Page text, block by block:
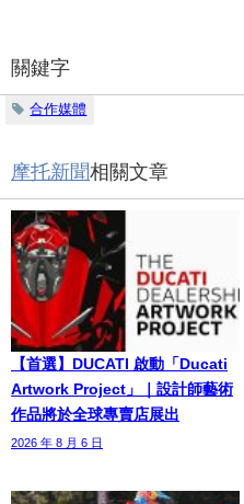
關鍵字
合作媒體
摩托新聞相關文章
【首選】DUCATI 啟動「Ducati
Artwork Project」｜設計師藝術
作品將於全球專賣店展出
2026 年 8 月 6 日